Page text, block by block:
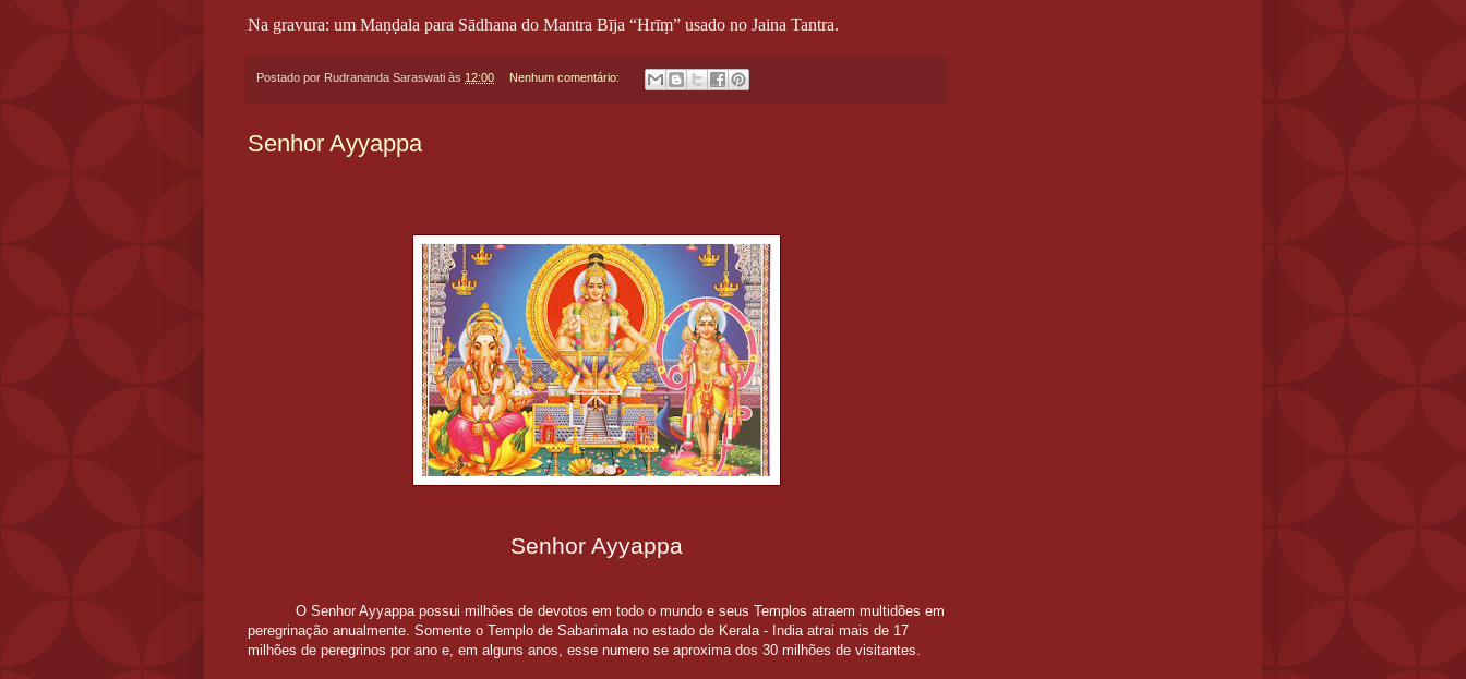
Na gravura: um Maṇḍala para Sādhana do Mantra Bīja “Hrīṃ” usado no Jaina Tantra.
Postado por Rudrananda Saraswati às 12:00 Nenhum comentário:
Senhor Ayyappa
Senhor Ayyappa
O Senhor Ayyappa possui milhões de devotos em todo o mundo e seus Templos atraem multidões em
peregrinação anualmente. Somente o Templo de Sabarimala no estado de Kerala - India atrai mais de 17
milhões de peregrinos por ano e, em alguns anos, esse numero se aproxima dos 30 milhões de visitantes.